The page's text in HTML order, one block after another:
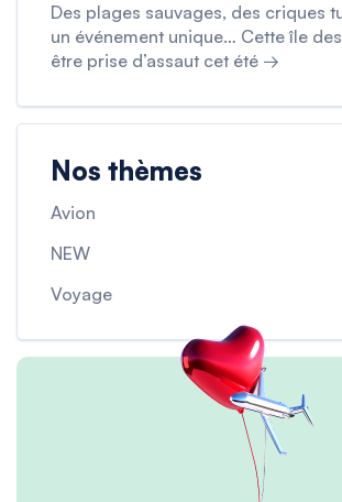
Des plages sauvages, des criques
un événement unique… Cette île
être prise d’assaut cet été →
Nos thèmes
Avion
NEW
Voyage